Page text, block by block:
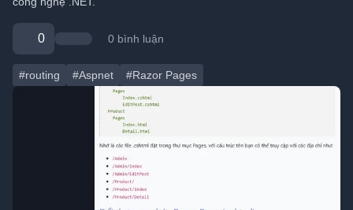
0 0 bình luận
#routing #Aspnet #Razor Pages